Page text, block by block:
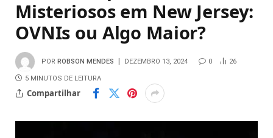
Misteriosos em New Jersey:
OVNIs ou Algo Maior?
POR ROBSON MENDES DEZEMBRO 13, 2024 0 26
5 MINUTOS DE LEITURA
Compartilhar